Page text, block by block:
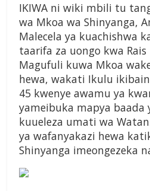
IKIWA ni wiki mbili tu
wa Mkoa wa Shinyanga,
Malecela ya kuachishwa
taarifa za uongo kwa Rais
Magufuli kuwa Mkoa
hewa, wakati Ikulu
45 kwenye awamu ya
yameibuka mapya baada
kuueleza umati wa
ya wafanyakazi hewa
Shinyanga imeongezeka